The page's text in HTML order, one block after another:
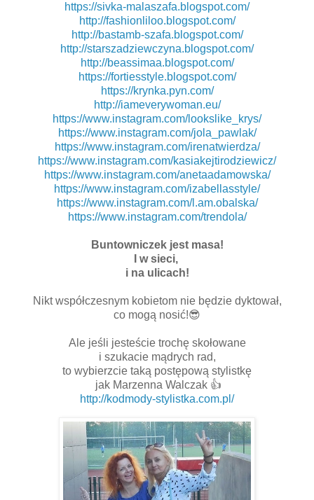
https://sivka-malaszafa.blogspot.com/
http://fashionliloo.blogspot.com/
http://bastamb-szafa.blogspot.com/
http://starszadziewczyna.blogspot.com/
http://beassimaa.blogspot.com/
https://fortiesstyle.blogspot.com/
https://krynka.pyn.com/
http://iameverywoman.eu/
https://www.instagram.com/lookslike_krys/
https://www.instagram.com/jola_pawlak/
https://www.instagram.com/irenatwierdza/
https://www.instagram.com/kasiakejtirodziewicz/
https://www.instagram.com/anetaadamowska/
https://www.instagram.com/izabellasstyle/
https://www.instagram.com/l.am.obalska/
https://www.instagram.com/trendola/
Buntowniczek jest masa!
I w sieci,
i na ulicach!
Nikt współczesnym kobietom nie będzie dyktował,
co mogą nosić!😎
Ale jeśli jesteście trochę skołowane
i szukacie mądrych rad,
to wybierzcie taką postępową stylistkę
jak Marzenna Walczak 👍
http://kodmody-stylistka.com.pl/